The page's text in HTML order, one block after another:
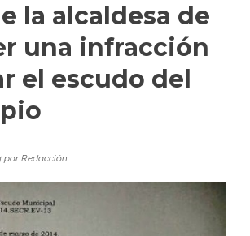
la alcaldesa de
una infracción
el escudo del
porRedacción